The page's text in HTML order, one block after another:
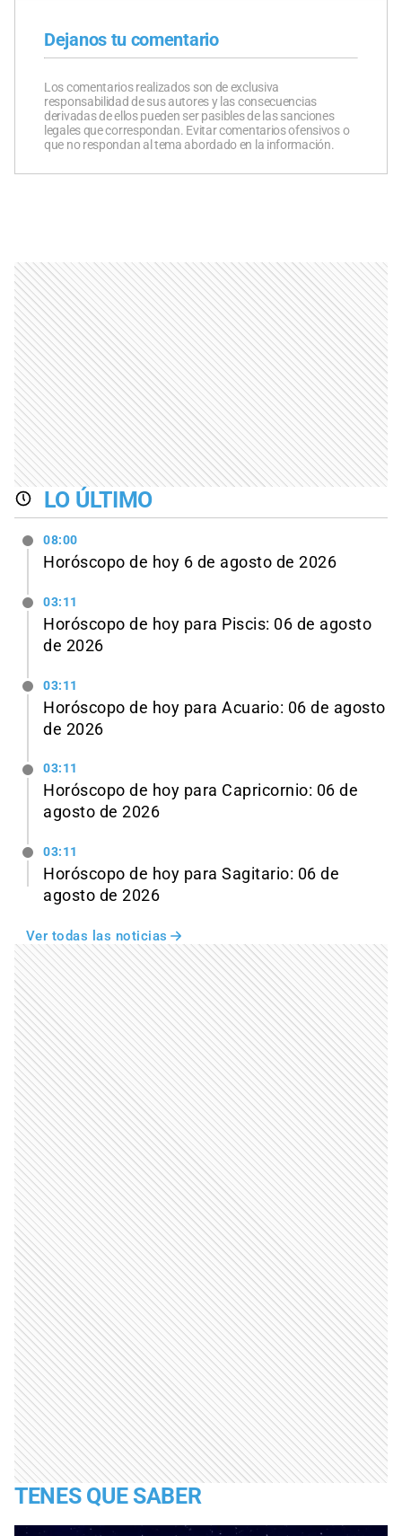
Dejanos tu comentario
Los comentarios realizados son de exclusiva
responsabilidad de sus autores y las consecuencias
derivadas de ellos pueden ser pasibles de las sanciones
legales que correspondan. Evitar comentarios ofensivos o
que no respondan al tema abordado en la información.
LO ÚLTIMO
08:00
Horóscopo de hoy 6 de agosto de 2026
03:11
Horóscopo de hoy para Piscis: 06 de agosto
de 2026
03:11
Horóscopo de hoy para Acuario: 06 de agosto
de 2026
03:11
Horóscopo de hoy para Capricornio: 06 de
agosto de 2026
03:11
Horóscopo de hoy para Sagitario: 06 de
agosto de 2026
Ver todas las noticias
TENES QUE SABER